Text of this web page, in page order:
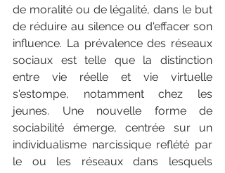
de moralité ou de légalité, dans le but
de réduire au silence ou d'effacer son
influence. La prévalence des réseaux
sociaux est telle que la distinction
entre vie réelle et vie virtuelle
s'estompe, notamment chez les
jeunes. Une nouvelle forme de
sociabilité émerge, centrée sur un
individualisme narcissique reflété par
le ou les réseaux dans lesquels